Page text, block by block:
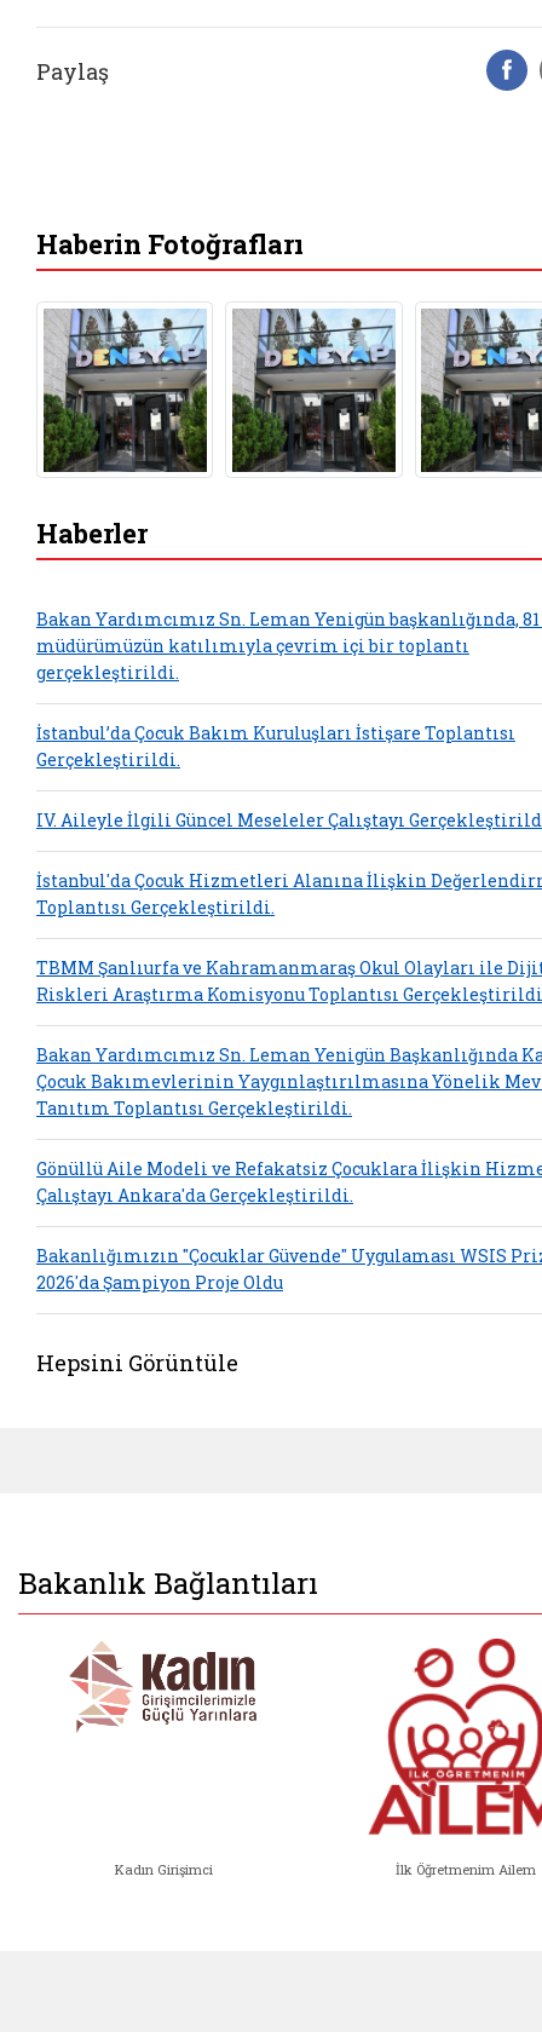
Paylaş
Haberin Fotoğrafları
Haberler
Bakan Yardımcımız Sn. Leman Yenigün başkanlığında,
müdürümüzün katılımıyla çevrim içi bir toplantı
gerçekleştirildi.
İstanbul’da Çocuk Bakım Kuruluşları İstişare Toplantısı
Gerçekleştirildi.
IV. Aileyle İlgili Güncel Meseleler Çalıştayı
İstanbul'da Çocuk Hizmetleri Alanına İlişkin
Toplantısı Gerçekleştirildi.
TBMM Şanlıurfa ve Kahramanmaraş Okul Olayları ile
Riskleri Araştırma Komisyonu Toplantısı
Bakan Yardımcımız Sn. Leman Yenigün Başkanlığında
Çocuk Bakımevlerinin Yaygınlaştırılmasına Yönelik
Tanıtım Toplantısı Gerçekleştirildi.
Gönüllü Aile Modeli ve Refakatsiz Çocuklara İlişkin
Çalıştayı Ankara'da Gerçekleştirildi.
Bakanlığımızın "Çocuklar Güvende" Uygulaması WSIS
2026'da Şampiyon Proje Oldu
Hepsini Görüntüle
Bakanlık Bağlantıları
Kadın Girişimci İlk Öğretmenim Ailem